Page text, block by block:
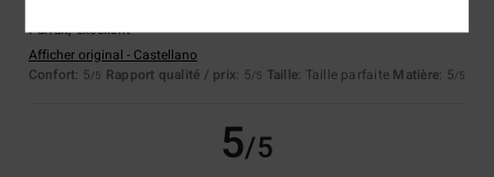
Parfait, excellent
Afficher original - Castellano
Confort: 5/5 Rapport qualité / prix: 5/5 Taille: Taille parfaite Matière: 5/5
5/5